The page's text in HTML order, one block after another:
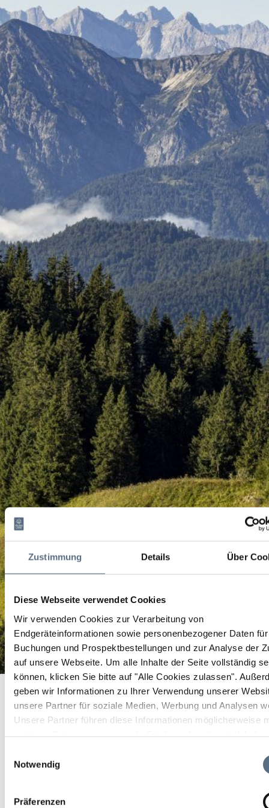
Zustimmung Details Über
Diese Webseite verwendet Cookies
Wir verwenden Cookies zur Verarbeitung von
Endgeräteinformationen sowie personenbezogener Daten
Buchungen und Prospektbestellungen und zur Analyse der
auf unsere Webseite. Um alle Inhalte der Seite vollständig
können, klicken Sie bitte auf "Alle Cookies zulassen".
geben wir Informationen zu Ihrer Verwendung unserer
unsere Partner für soziale Medien, Werbung und Analysen
Unsere Partner führen diese Informationen möglicherweise
Notwendig
Präferenzen
"Frauen in der Kunst" - Andrea Rosenberg
Startseite "Frauen in der Kunst" - Andrea Rosenberg
"Frauen in der Kunst" -
Andrea Rosenberg
Ausstellung